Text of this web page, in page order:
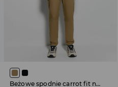
Beżowe spodnie carrot fit na gumce